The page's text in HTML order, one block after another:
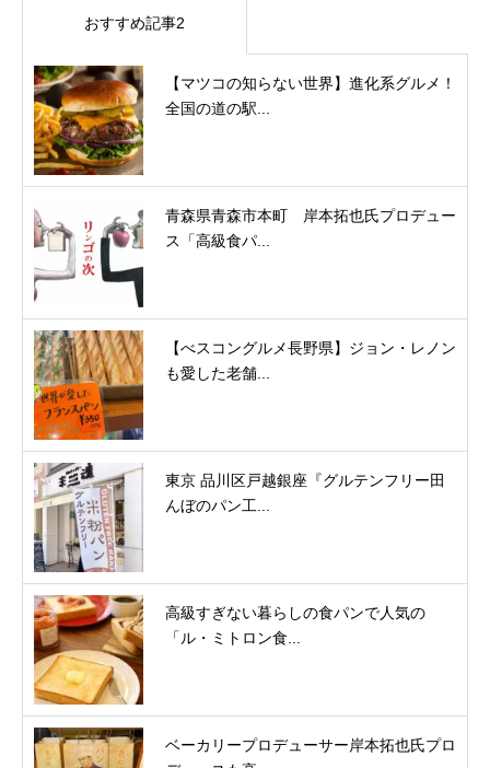
おすすめ記事2
【マツコの知らない世界】進化系グルメ！
全国の道の駅...
青森県青森市本町 岸本拓也氏プロデュー
ス「高級食パ...
【べスコングルメ長野県】ジョン・レノン
も愛した老舗...
東京 品川区戸越銀座『グルテンフリー田
んぼのパン工...
高級すぎない暮らしの食パンで人気の
「ル・ミトロン食...
ベーカリープロデューサー岸本拓也氏プロ